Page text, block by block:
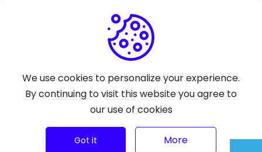
Xomyx integration
Pricing Plans Support help
Why xomyx
Trust Rating Xomyx - All rights reserved.
We use cookies to personalize your experience.
By continuing to visit this website you agree to
our use of cookies
Got it More